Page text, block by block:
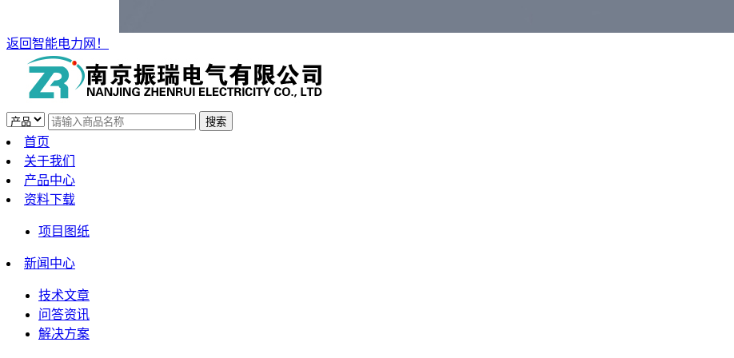
返回智能电力网！
首页
关于我们
产品中心
资料下载
项目图纸
新闻中心
技术文章
问答资讯
解决方案